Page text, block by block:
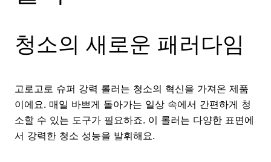
청소의 새로운 패러다임
고로고로 슈퍼 강력 롤러는 청소의 혁신을 가져온 제품
이에요. 매일 바쁘게 돌아가는 일상 속에서 간편하게 청
소할 수 있는 도구가 필요하죠. 이 롤러는 다양한 표면에
서 강력한 청소 성능을 발휘해요.